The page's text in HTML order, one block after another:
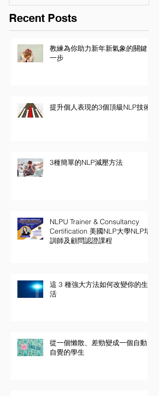
Recent Posts
教練為你助力新年新氣象的關鍵
一步
提升個人表現的3個頂級NLP技術
3種簡單的NLP減壓方法
NLPU Trainer & Consultancy
Certification 美國NLP大學NLP培
訓師及顧問認證課程
這 3 種強大方法如何改變你的生
活
從一個懶散、差勁變成一個自動
自覺的學生